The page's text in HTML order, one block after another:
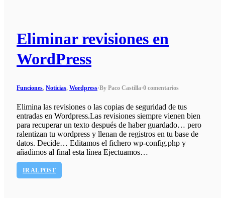
Eliminar revisiones en
WordPress
Funciones, Noticias, Wordpress·By Paco Castilla·0 comentarios
Elimina las revisiones o las copias de seguridad de tus
entradas en Wordpress.Las revisiones siempre vienen bien
para recuperar un texto después de haber guardado… pero
ralentizan tu wordpress y llenan de registros en tu base de
datos. Decide… Editamos el fichero wp-config.php y
añadimos al final esta línea Ejectuamos…
IR AL POST